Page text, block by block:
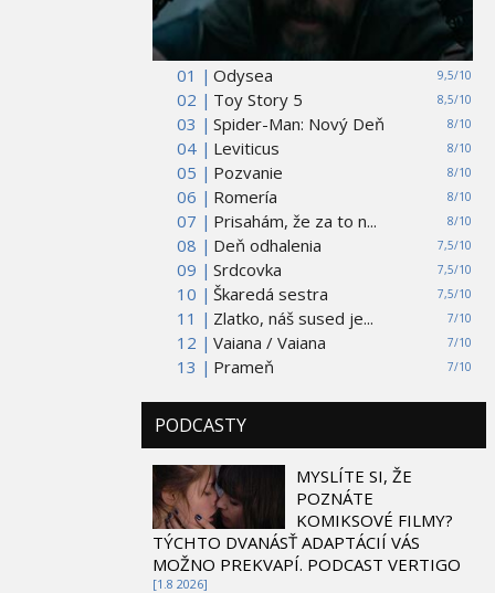
01 | 9,5/10
Odysea
02 |
8,5/10
Toy Story 5
03 |
8/10
Spider-Man: Nový Deň
04 |
8/10
Leviticus
05 |
8/10
Pozvanie
06 |
8/10
Romería
07 |
8/10
Prisahám, že za to n...
08 |
7,5/10
Deň odhalenia
09 |
7,5/10
Srdcovka
10 |
7,5/10
Škaredá sestra
11 |
7/10
Zlatko, náš sused je...
12 |
7/10
Vaiana / Vaiana
13 |
7/10
Prameň
PODCASTY
MYSLÍTE SI, ŽE
POZNÁTE
KOMIKSOVÉ FILMY?
TÝCHTO DVANÁSŤ ADAPTÁCIÍ VÁS
MOŽNO PREKVAPÍ. PODCAST VERTIGO
[1.8 2026]